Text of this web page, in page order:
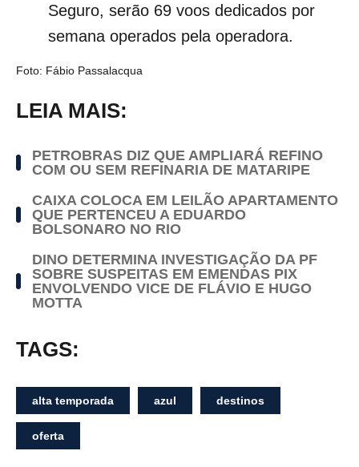
Seguro, serão 69 voos dedicados por
semana operados pela operadora.
Foto: Fábio Passalacqua
LEIA MAIS:
PETROBRAS DIZ QUE AMPLIARÁ REFINO
COM OU SEM REFINARIA DE MATARIPE
CAIXA COLOCA EM LEILÃO APARTAMENTO
QUE PERTENCEU A EDUARDO
BOLSONARO NO RIO
DINO DETERMINA INVESTIGAÇÃO DA PF
SOBRE SUSPEITAS EM EMENDAS PIX
ENVOLVENDO VICE DE FLÁVIO E HUGO
MOTTA
TAGS:
alta temporada azul destinos
oferta